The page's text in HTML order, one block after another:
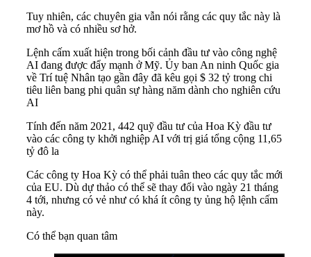
Tuy nhiên, các chuyên gia vẫn nói rằng các quy tắc này là
mơ hồ và có nhiều sơ hở.
Lệnh cấm xuất hiện trong bối cảnh đầu tư vào công nghệ
AI đang được đẩy mạnh ở Mỹ. Ủy ban An ninh Quốc gia
về Trí tuệ Nhân tạo gần đây đã kêu gọi $ 32 tỷ trong chi
tiêu liên bang phi quân sự hàng năm dành cho nghiên cứu
AI
Tính đến năm 2021, 442 quỹ đầu tư của Hoa Kỳ đầu tư
vào các công ty khởi nghiệp AI với trị giá tổng cộng 11,65
tỷ đô la
Các công ty Hoa Kỳ có thể phải tuân theo các quy tắc mới
của EU. Dù dự thảo có thể sẽ thay đổi vào ngày 21 tháng
4 tới, nhưng có vẻ như có khá ít công ty ủng hộ lệnh cấm
này.
Có thể bạn quan tâm